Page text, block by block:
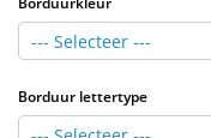
--- Selecteer ---
Borduur lettertype